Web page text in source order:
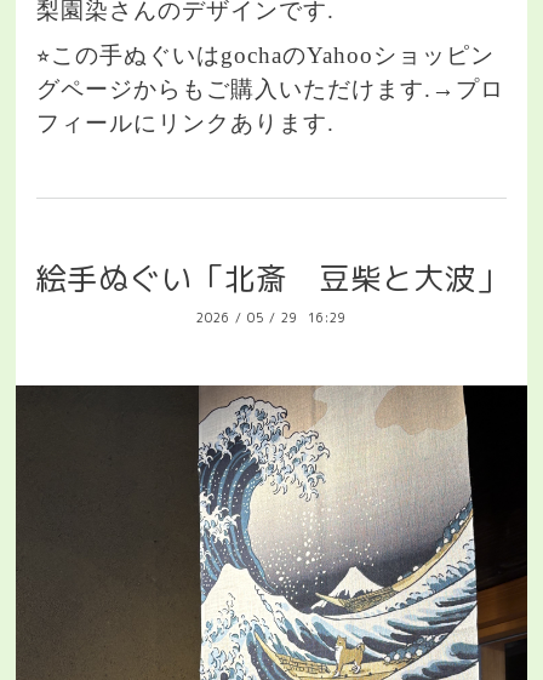
梨園染さんのデザインです.
⭐︎この手ぬぐいはgochaのYahooショッピン
グページからもご購入いただけます.→プロ
フィールにリンクあります.
絵手ぬぐい「北斎 豆柴と大波」
2026 / 05 / 29 16:29